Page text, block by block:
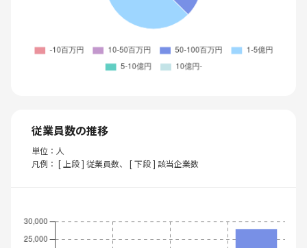
従業員数の推移
単位：人
凡例： [ 上段 ] 従業員数、 [ 下段 ] 該当企業数